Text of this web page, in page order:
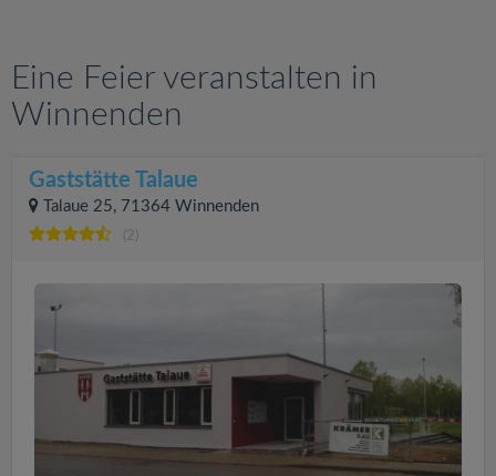
Eine Feier veranstalten in
Winnenden
Gaststätte Talaue
Talaue 25, 71364 Winnenden
(2)